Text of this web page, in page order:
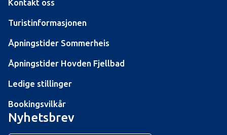
Kontakt oss
Turistinformasjonen
Åpningstider Sommerheis
Åpningstider Hovden Fjellbad
Ledige stillinger
Bookingsvilkår
Nyhetsbrev